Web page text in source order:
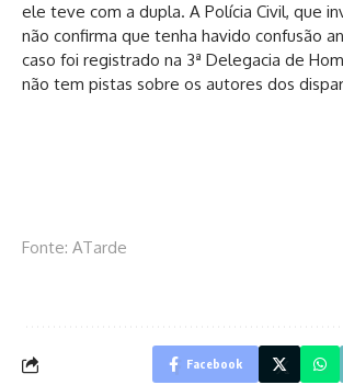
ele teve com a dupla. A Polícia Civil, que
não confirma que tenha havido confusão
caso foi registrado na 3ª Delegacia de
não tem pistas sobre os autores dos
Fonte: ATarde
Facebook